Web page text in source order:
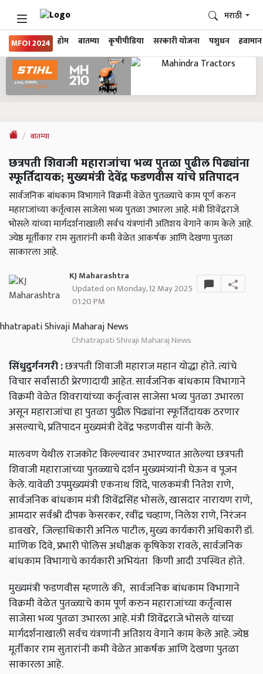
MFOI 2024 होम बातम्या कृषीपीडिया सरकारी योजना पशुधन हवामान
मराठी
बातम्या
छत्रपती शिवाजी महाराजांचा भव्य पुतळा पुढील पिढ्यांना
स्फूर्तिदायक; मुख्यमंत्री देवेंद्र फडणवीस यांचे प्रतिपादन
सार्वजनिक बांधकाम विभागाने विक्रमी वेळेत पुतळ्याचे काम पूर्ण करुन
महाराजांच्या कर्तृत्वास साजेसा भव्य पुतळा उभारला आहे. मंत्री शिवेंद्रराजे
भोसले यांच्या मार्गदर्शनाखाली सर्वच यंत्रणांनी अतिशय वेगाने काम केले आहे.
ज्येष्ठ मूर्तीकार राम सुतारांनी कमी वेळेत आकर्षक आणि देखणा पुतळा
साकारला आहे.
KJ Maharashtra
Updated on Monday, 12 May 2025
01:20 PM
Chhatrapati Shivaji Maharaj News
सिंधुदुर्गनगरी:छत्रपतीशिवाजीमहाराजमहानयोद्धाहोते.त्यांचे
विचारसर्वांसाठीप्रेरणादायीआहेत.सार्वजनिकबांधकामविभागाने
विक्रमीवेळेतशिवरायांच्याकर्तृत्वाससाजेसाभव्यपुतळाउभारला
असूनमहाराजांचाहापुतळापुढीलपिढ्यांनास्फूर्तिदायकठरणार
असल्याचे,प्रतिपादनमुख्यमंत्रीदेवेंद्रफडणवीसयांनीकेले.
मालवणयेथीलराजकोटकिल्ल्यावरउभारण्यातआलेल्याछत्रपती
शिवाजीमहाराजांच्यापुतळ्याचेदर्शनमुख्यमंत्र्यांनीघेऊनवपूजन
केले.यावेळीउपमुख्यमंत्रीएकनाथशिंदे,पालकमंत्रीनितेशराणे,
सार्वजनिकबांधकाममंत्रीशिवेंद्रसिंहभोसले,खासदारनारायणराणे,
आमदारसर्वश्रीदीपककेसरकर,रवींद्रचव्हाण,निलेशराणे,निरंजन
डावखरे, जिल्हाधिकारीअनिलपाटील,मुख्यकार्यकारीअधिकारीडॉ.
माणिकदिवे,प्रभारीपोलिसअधीक्षककृषिकेशरावले,सार्वजनिक
बांधकामविभागाचेकार्यकारीअभियंता किणीआदीउपस्थितहोते.
मुख्यमंत्रीफडणवीसम्हणालेकी, सार्वजनिकबांधकामविभागाने
विक्रमीवेळेतपुतळ्याचेकामपूर्णकरुनमहाराजांच्याकर्तृत्वास
साजेसाभव्यपुतळाउभारलाआहे.मंत्रीशिवेंद्रराजेभोसलेयांच्या
मार्गदर्शनाखालीसर्वचयंत्रणांनीअतिशयवेगानेकामकेलेआहे.ज्येष्ठ
मूर्तीकाररामसुतारांनीकमीवेळेतआकर्षकआणिदेखणापुतळा
साकारलाआहे.